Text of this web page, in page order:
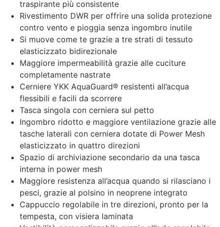
traspirante più consistente
Rivestimento DWR per offrire una solida protezione
contro vento e pioggia senza ingombro inutile
Si muove come te grazie a tre strati di tessuto
elasticizzato bidirezionale
Maggiore impermeabilità grazie alle cuciture
completamente nastrate
Cerniere YKK AquaGuard® resistenti all’acqua
flessibili e facili da scorrere
Tasca singola con cerniera sul petto
Ingombro ridotto e maggiore ventilazione grazie alle
tasche laterali con cerniera dotate di Power Mesh
elasticizzato in quattro direzioni
Spazio di archiviazione secondario da una tasca
interna in power mesh
Maggiore resistenza all’acqua quando si rilasciano i
pesci, grazie al polsino in neoprene integrato
Cappuccio regolabile in tre direzioni, pronto per la
tempesta, con visiera laminata